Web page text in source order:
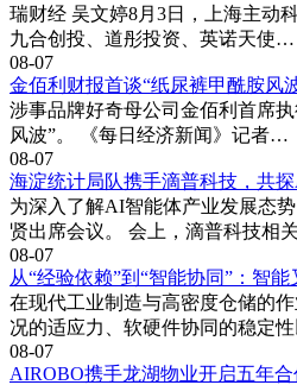
瑞财经 吴文婷8月3日，上海主动
九合创投、道彤投资、英诺天使…
08-07
金佰利财报首谈“纸尿裤甲酰胺风
涉事品牌好奇母公司金佰利首席
风波”。 《每日经济新闻》记者…
08-07
海淀统计局队携手滴普科技，共
为深入了解AI智能体产业发展态
贤出席会议。 会上，滴普科技相
08-07
从“经验依赖”到“智能协同”：智
在现代工业制造与高密度仓储的
况的适应力、软硬件协同的稳定
08-07
AIROBO携手龙湖物业开启五年